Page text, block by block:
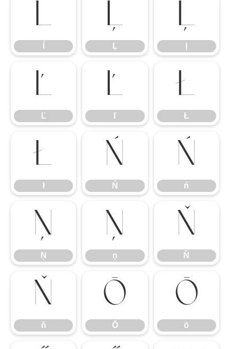
ĺ Ļ
Ļ
ļ
Ľ
Ľ
ľ
ľ
Ł
Ł
ł
ł
Ń
Ń
ń
ń
Ņ
Ņ
ņ
ņ
Ň
Ň
ň
ň
Ō
Ō
ō
ō